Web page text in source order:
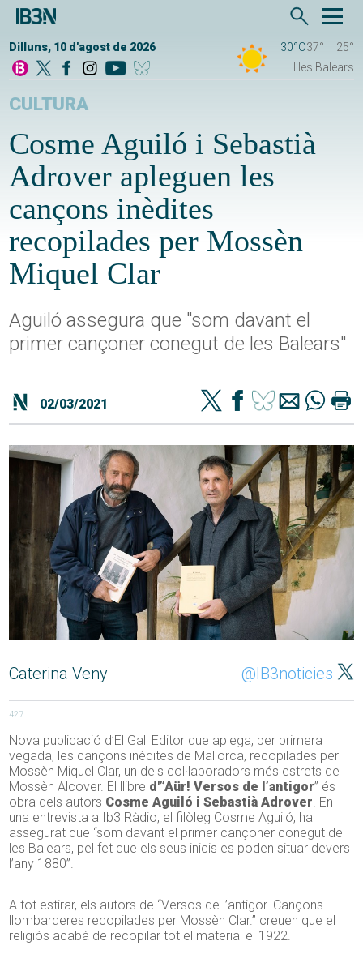
Dilluns, 10 d'agost de 2026 30°C37°
25°
Illes Balears
CULTURA
Cosme Aguiló i Sebastià
Adrover apleguen les
cançons inèdites
recopilades per Mossèn
Miquel Clar
Aguiló assegura que "som davant el
primer cançoner conegut de les Balears"
02/03/2021
Caterina Veny @IB3noticies
427
Nova publicació d’El Gall Editor que aplega, per primera
vegada, les cançons inèdites de Mallorca, recopilades per
Mossèn Miquel Clar, un dels col·laboradors més estrets de
Mossèn Alcover. El llibre d'”Aür! Versos de l’antigor” és
obra dels autors Cosme Aguiló i Sebastià Adrover . En
una entrevista a Ib3 Ràdio, el filòleg Cosme Aguiló, ha
assegurat que “som davant el primer cançoner conegut de
les Balears, pel fet que els seus inicis es poden situar devers
l’any 1880”.
A tot estirar, els autors de “Versos de l’antigor. Cançons
llombarderes recopilades per Mossèn Clar.” creuen que el
religiós acabà de recopilar tot el material el 1922.